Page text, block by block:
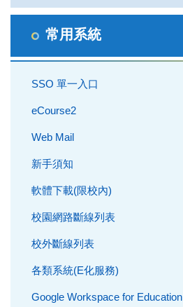
常用系統
SSO 單一入口
eCourse2
Web Mail
新手須知
軟體下載(限校內)
校園網路斷線列表
校外斷線列表
各類系統(E化服務)
Google Workspace for Education